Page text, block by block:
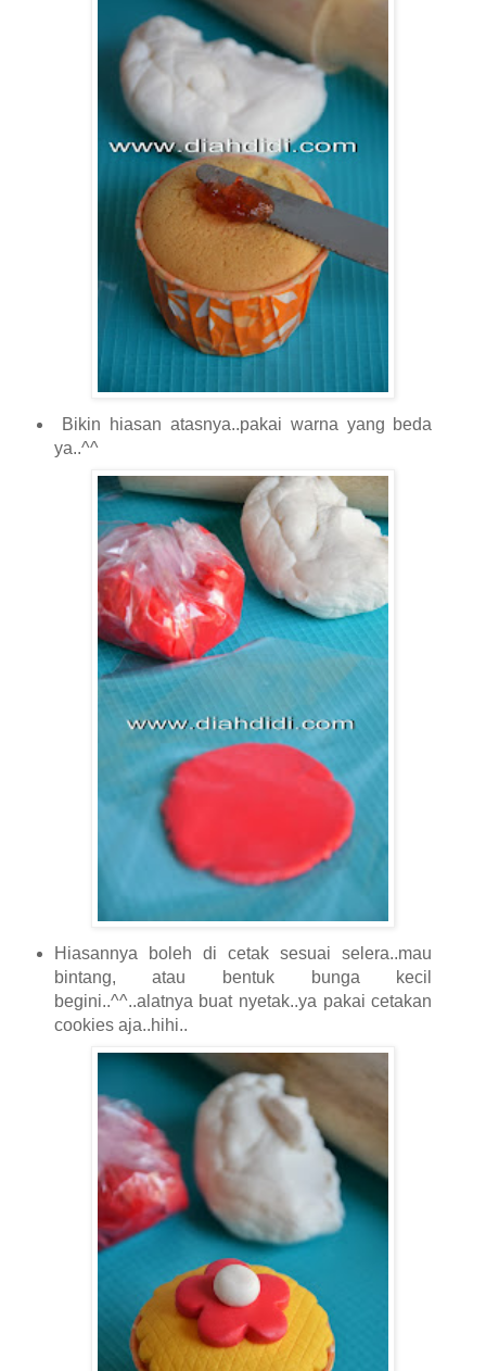
Bikin hiasan atasnya..pakai warna yang beda
ya..^^
Hiasannya boleh di cetak sesuai selera..mau
bintang, atau bentuk bunga kecil
begini..^^..alatnya buat nyetak..ya pakai cetakan
cookies aja..hihi..